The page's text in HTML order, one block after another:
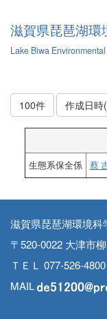
滋賀県琵琶湖環
Lake Biwa
100件 作成日時
生態系保全係
蔡
滋賀県琵琶湖環境科
〒520-0022 大津市
ＴＥＬ 077-526-
MAIL